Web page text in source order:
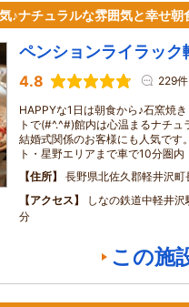
♪ナチュラルな雰囲気と幸せ朝
ペンションライラック
4.8 229件
HAPPYな1日は朝食から♪石窯焼
トで(#^.^#)館内は心温まるナチ
結婚式関係のお客様にも人気です
ト・星野エリアまで車で10分圏内
住所
長野県北佐久郡軽井沢
アクセス
しなの鉄道中軽井
分
この施